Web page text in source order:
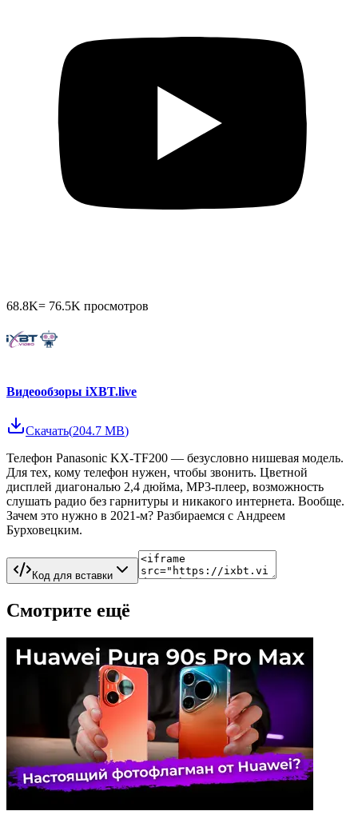
68.8K= 76.5K просмотров
Видеообзоры iXBT.live
Скачать(204.7 MB)
Телефон Panasonic KX-TF200 — безусловно нишевая модель.
Для тех, кому телефон нужен, чтобы звонить. Цветной
дисплей диагональю 2,4 дюйма, MP3-плеер, возможность
слушать радио без гарнитуры и никакого интернета. Вообще.
Зачем это нужно в 2021-м? Разбираемся с Андреем
Бурховецким.
Код для вставки
Смотрите ещё